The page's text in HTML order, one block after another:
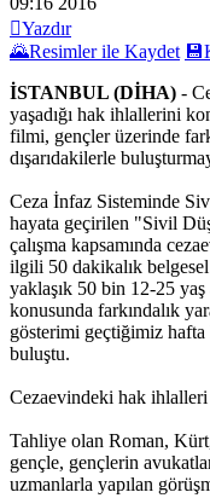
Yazdır
🌄Resimler ile Kaydet 💾
İSTANBUL (DİHA) -
yaşadığı hak ihlallerini
filmi, gençler üzerinde
dışarıdakilerle
Ceza İnfaz Sisteminde
hayata geçirilen "Sivil
çalışma kapsamında
ilgili 50 dakikalık
yaklaşık 50 bin 12-25 yaş
konusunda farkındalık
gösterimi geçtiğimiz
buluştu.
Cezaevindeki hak ihlalleri
Tahliye olan Roman,
gençle, gençlerin
uzmanlarla yapılan